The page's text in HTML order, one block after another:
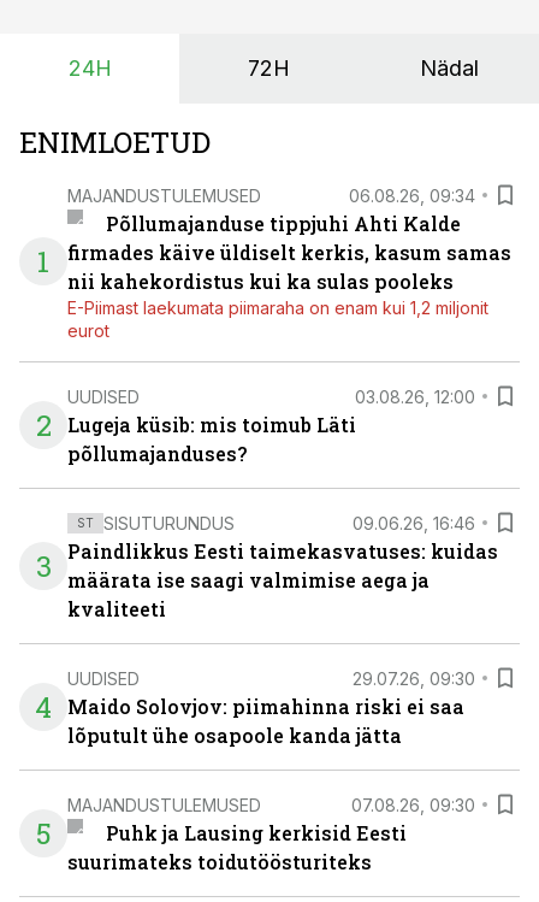
on suurim ning iga töötund on oluline.
24H 72H Nädal
ENIMLOETUD
1
MAJANDUSTULEMUSED 06.08.26, 09:34
Põllumajanduse tippjuhi Ahti Kalde
firmades käive üldiselt kerkis, kasum samas
nii kahekordistus kui ka sulas pooleks
E-Piimast laekumata piimaraha on enam kui 1,2 miljonit
eurot
2
UUDISED 03.08.26, 12:00
Lugeja küsib: mis toimub Läti
põllumajanduses?
3
ST SISUTURUNDUS 09.06.26, 16:46
Paindlikkus Eesti taimekasvatuses: kuidas
määrata ise saagi valmimise aega ja
kvaliteeti
4
UUDISED 29.07.26, 09:30
Maido Solovjov: piimahinna riski ei saa
lõputult ühe osapoole kanda jätta
5
MAJANDUSTULEMUSED 07.08.26, 09:30
Puhk ja Lausing kerkisid Eesti
suurimateks toidutöösturiteks